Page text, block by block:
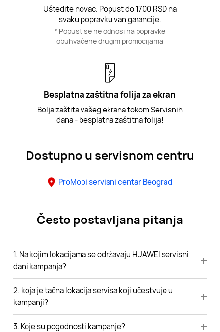
Uštedite novac. Popust do 1700 RSD na
svaku popravku van garancije.
* Popust se ne odnosi na popravke
obuhvaćene drugim promocijama
Besplatna zaštitna folija za ekran
Bolja zaštita vašeg ekrana tokom Servisnih
dana - besplatna zaštitna folija!
Dostupno u servisnom centru
ProMobi servisni centar Beograd
Često postavljana pitanja
1. Na kojim lokacijama se održavaju HUAWEI servisni
dani kampanja?
2. koja je tačna lokacija servisa koji učestvuje u
kampanji?
3. Koje su pogodnosti kampanje?